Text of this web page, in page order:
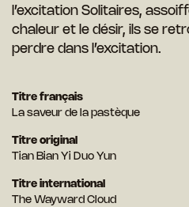
l’excitation Solitaires,
chaleur et le désir, ils se
perdre dans l’excitation.
Titre français
La saveur de la pastèque
Titre original
Tian Bian Yi Duo Yun
Titre international
The Wayward Cloud